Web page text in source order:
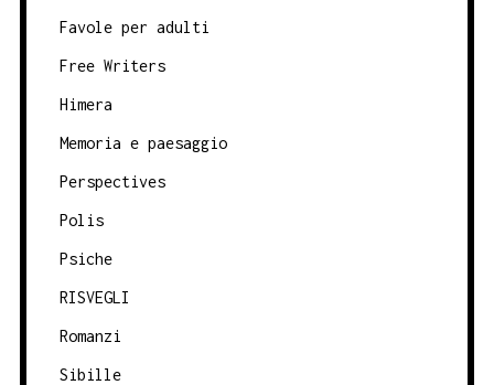
Favole per adulti
Free Writers
Himera
Memoria e paesaggio
Perspectives
Polis
Psiche
RISVEGLI
Romanzi
Sibille